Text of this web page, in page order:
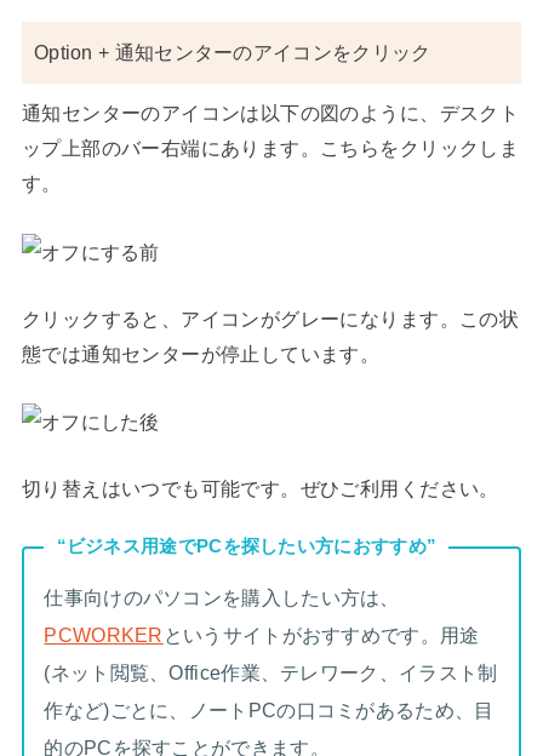
Option + 通知センターのアイコンをクリック
通知センターのアイコンは以下の図のように、デスクト
ップ上部のバー右端にあります。こちらをクリックしま
す。
クリックすると、アイコンがグレーになります。この状
態では通知センターが停止しています。
切り替えはいつでも可能です。ぜひご利用ください。
“ビジネス用途でPCを探したい方におすすめ”
仕事向けのパソコンを購入したい方は、
PCWORKER というサイトがおすすめです。用途
(ネット閲覧、Office作業、テレワーク、イラスト制
作など)ごとに、ノートPCの口コミがあるため、目
的のPCを探すことができます。